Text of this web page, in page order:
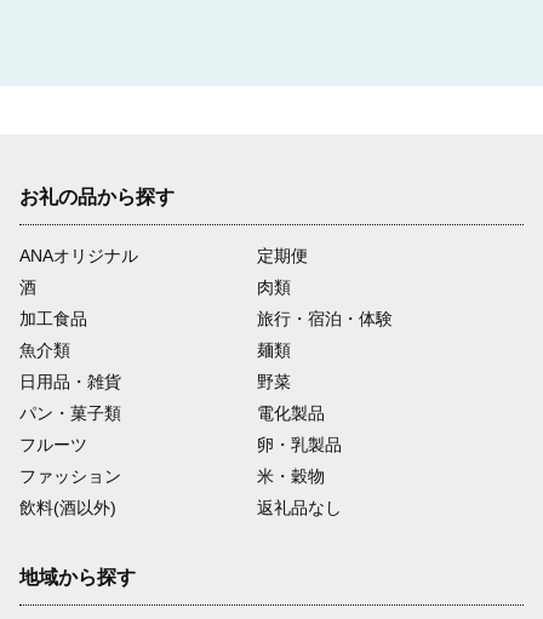
お礼の品から探す
ANAオリジナル
定期便
酒
肉類
加工食品
旅行・宿泊・体験
魚介類
麺類
日用品・雑貨
野菜
パン・菓子類
電化製品
フルーツ
卵・乳製品
ファッション
米・穀物
飲料(酒以外)
返礼品なし
地域から探す